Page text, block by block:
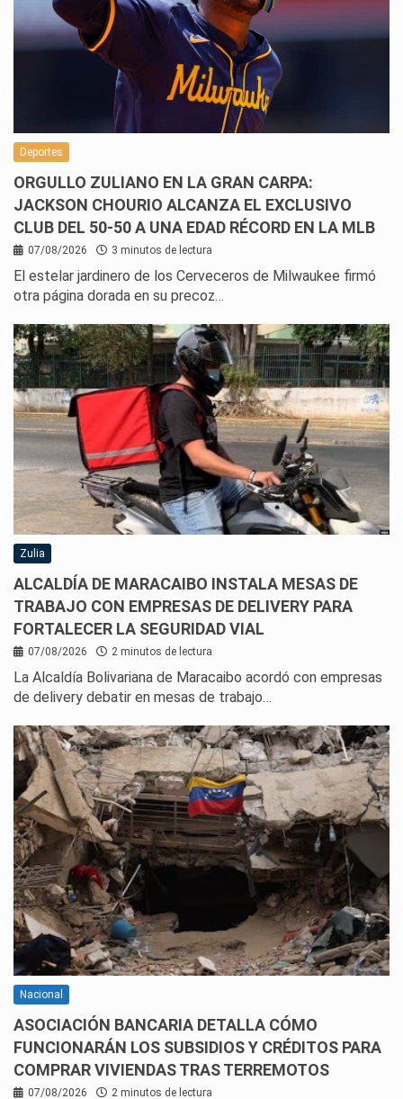
Deportes
ORGULLO ZULIANO EN LA GRAN CARPA:
JACKSON CHOURIO ALCANZA EL EXCLUSIVO
CLUB DEL 50-50 A UNA EDAD RÉCORD EN LA MLB
07/08/2026 3 minutos de lectura
El estelar jardinero de los Cerveceros de Milwaukee firmó
otra página dorada en su precoz…
Zulia
ALCALDÍA DE MARACAIBO INSTALA MESAS DE
TRABAJO CON EMPRESAS DE DELIVERY PARA
FORTALECER LA SEGURIDAD VIAL
07/08/2026 2 minutos de lectura
La Alcaldía Bolivariana de Maracaibo acordó con empresas
de delivery debatir en mesas de trabajo…
Nacional
ASOCIACIÓN BANCARIA DETALLA CÓMO
FUNCIONARÁN LOS SUBSIDIOS Y CRÉDITOS PARA
COMPRAR VIVIENDAS TRAS TERREMOTOS
07/08/2026 2 minutos de lectura